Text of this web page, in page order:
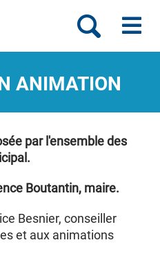
Formulaire
recherche
ANIMATION
par l'ensemble des
Boutantin, maire.
Besnier, conseiller
et aux animations